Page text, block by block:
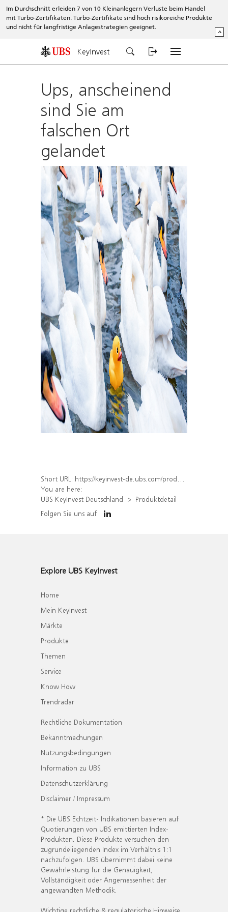
Im Durchschnitt erleiden 7 von 10 Kleinanlegern Verluste beim Handel
mit Turbo-Zertifikaten. Turbo-Zertifikate sind hoch risikoreiche Produkte
und nicht für langfristige Anlagestrategien geeignet.
^
KeyInvest
Ups, anscheinend
sind Sie am
falschen Ort
gelandet
Short URL: https://keyinvest-de.ubs.com/produkt/detail/index/isin/DE000WA65HJ8
You are here:
UBS KeyInvest Deutschland
Produktdetail
Folgen Sie uns auf
Explore UBS KeyInvest
Home
Mein KeyInvest
Märkte
Produkte
Themen
Service
Know How
Trendradar
Rechtliche Dokumentation
Bekanntmachungen
Nutzungsbedingungen
Information zu UBS
Datenschutzerklärung
Disclaimer / Impressum
* Die UBS Echtzeit- Indikationen basieren auf
Quotierungen von UBS emittierten Index-
Produkten. Diese Produkte versuchen den
zugrundeliegenden Index im Verhältnis 1:1
nachzufolgen. UBS übernimmt dabei keine
Gewährleistung für die Genauigkeit,
Vollständigkeit oder Angemessenheit der
angewandten Methodik.